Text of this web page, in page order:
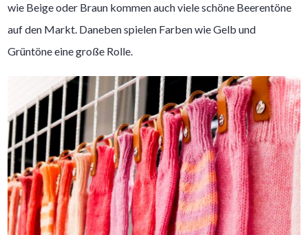
wie Beige oder Braun kommen auch viele schöne Beerentöne
auf den Markt. Daneben spielen Farben wie Gelb und
Grüntöne eine große Rolle.